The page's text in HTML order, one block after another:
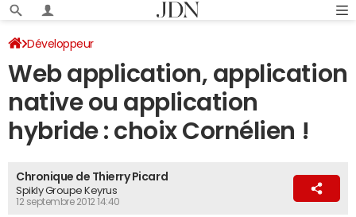
Développeur
Web application, application
native ou application
hybride : choix Cornélien !
Chronique de Thierry Picard
Spikly Groupe Keyrus
12 septembre 2012 14:40